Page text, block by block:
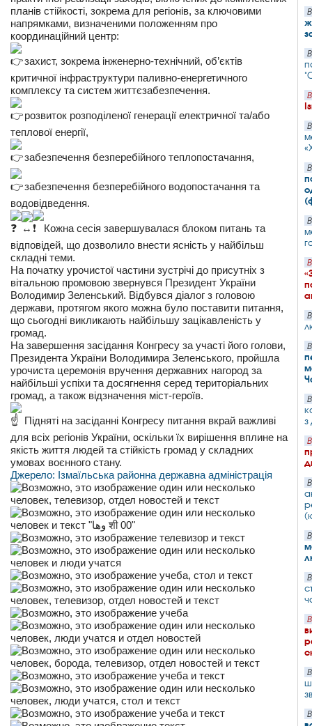
планів стійкості, зокрема для регіонів, за ключовими
напрямками, визначеними положенням про
координаційний центр:
захист, зокрема інженерно-технічний, об’єктів
критичної інфраструктури паливно-енергетичного
комплексу та систем життєзабезпечення.
розвиток розподіленої генерації електричної та/або
теплової енергії,
забезпечення безперебійного теплопостачання,
забезпечення безперебійного водопостачання та
водовідведення.
Кожна сесія завершувалася блоком питань та
відповідей, що дозволило внести ясність у найбільш
складні теми.
На початку урочистої частини зустрічі до присутніх з
вітальною промовою звернувся Президент України
Володимир Зеленський. Відбувся діалог з головою
держави, протягом якого можна було поставити питання,
що сьогодні викликають найбільшу зацікавленість у
громад.
На завершення засідання Конгресу за участі його голови,
Президента України Володимира Зеленського, пройшла
урочиста церемонія вручення державних нагород за
найбільші успіхи та досягнення серед територіальних
громад, а також відзначення міст-героїв.
Підняті на засіданні Конгресу питання вкрай важливі
для всіх регіонів України, оскільки їх вирішення вплине на
якість життя людей та стійкість громад у складних
умовах воєнного стану.
Джерело: Ізмаїльська районна державна адміністрація
з